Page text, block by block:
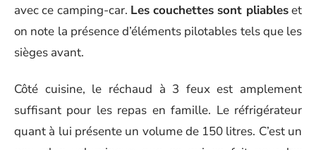
avec ce camping-car. Les couchettes sont pliableset
on note la présence d’éléments pilotables tels que les
sièges avant.
Côté cuisine, le réchaud à 3 feux est amplement
suffisant pour les repas en famille. Le réfrigérateur
quant à lui présente un volume de 150 litres. C’est un